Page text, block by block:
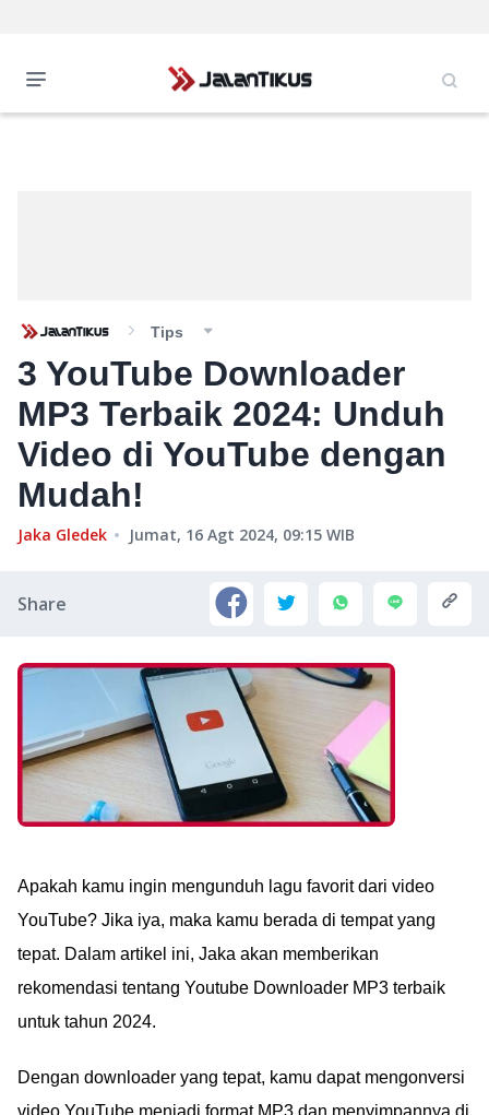
Tips
3 YouTube Downloader
MP3 Terbaik 2024: Unduh
Video di YouTube dengan
Mudah!
Jaka Gledek Jumat, 16 Agt 2024, 09:15 WIB
Share
Apakah kamu ingin mengunduh lagu favorit dari video
YouTube? Jika iya, maka kamu berada di tempat yang
tepat. Dalam artikel ini, Jaka akan memberikan
rekomendasi tentang Youtube Downloader MP3 terbaik
untuk tahun 2024.
Dengan downloader yang tepat, kamu dapat mengonversi
video YouTube menjadi format MP3 dan menyimpannya di